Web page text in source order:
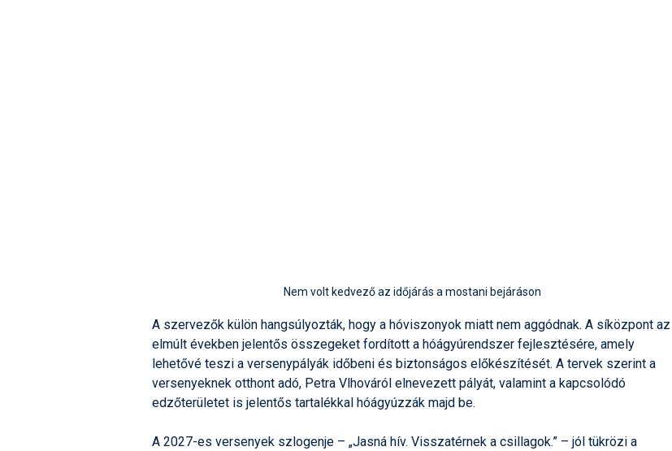
Nem volt kedvező az időjárás a mostani bejáráson
A szervezők külön hangsúlyozták, hogy a hóviszonyok miatt nem aggódnak. A síközpont az
elmúlt években jelentős összegeket fordított a hóágyúrendszer fejlesztésére, amely
lehetővé teszi a versenypályák időbeni és biztonságos előkészítését. A tervek szerint a
versenyeknek otthont adó, Petra Vlhováról elnevezett pályát, valamint a kapcsolódó
edzőterületet is jelentős tartalékkal hóágyúzzák majd be.
A 2027-es versenyek szlogenje – „Jasná hív. Visszatérnek a csillagok.” – jól tükrözi a